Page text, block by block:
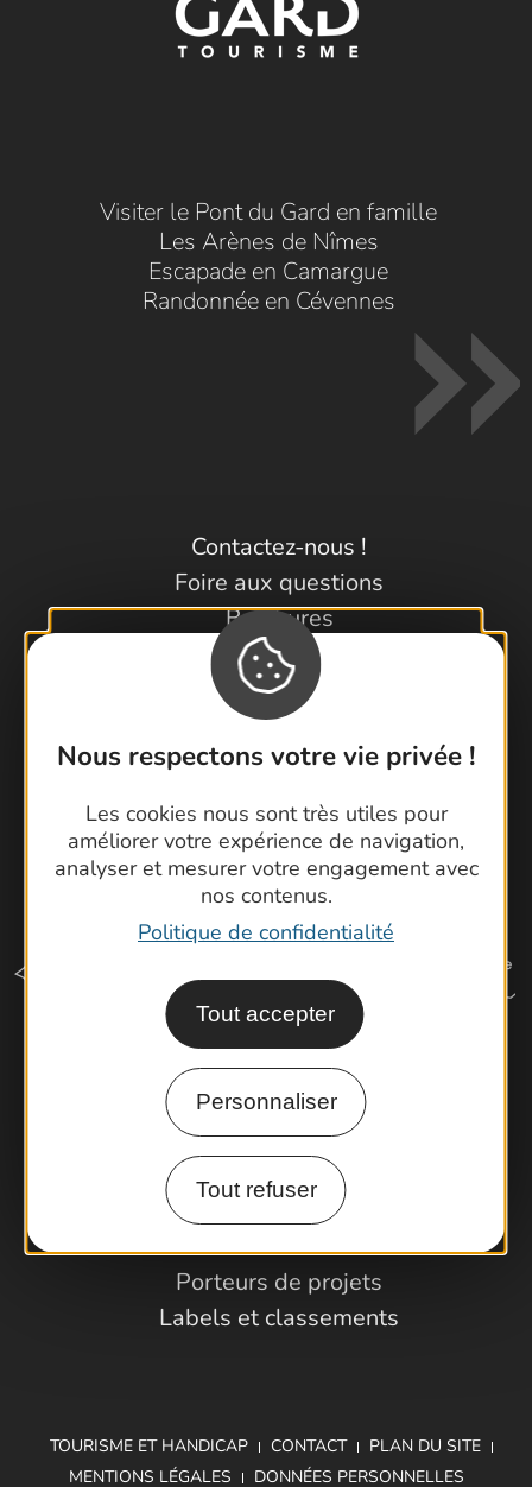
Nous respectons votre vie privée !
Les cookies nous sont très utiles pour
améliorer votre expérience de navigation,
analyser et mesurer votre engagement avec
nos contenus.
Politique de confidentialité
Tout accepter
Personnaliser
Tout refuser
Visiter le Pont du Gard en famille
Les Arènes de Nîmes
Escapade en Camargue
Randonnée en Cévennes
Contactez-nous !
Foire aux questions
Brochures
Cartoguides et Topoguides
Latitude Gard
Comment venir ?
Espace Pro
Observatoire
Partenaires et Pros
Porteurs de projets
Labels et classements
TOURISME ET HANDICAP CONTACT
PLAN DU SITE
MENTIONS LÉGALES
DONNÉES PERSONNELLES